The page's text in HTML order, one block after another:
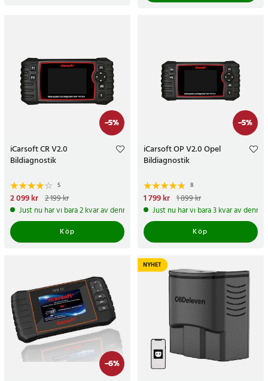
-5%
iCarsoft CR V2.0
Bildiagnostik
5
Nuvarande pris:
2 099 krTidigare pris:2 199 kr
2 099 kr 2 199 kr
Just nu har vi bara 2 kvar av denna produkt
Köp
-5%
iCarsoft OP V2.0 Opel
Bildiagnostik
8
Nuvarande pris:
1 799 krTidigare pris:1 899 kr
1 799 kr 1 899 kr
Just nu har vi bara 3 kvar av denna
Köp
-6%
NYHET